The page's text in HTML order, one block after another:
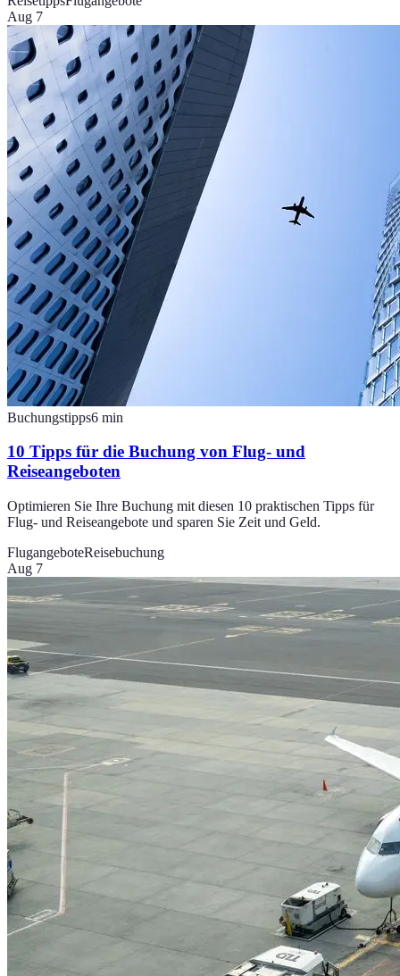
Aug 7
Buchungstipps6 min
10 Tipps für die Buchung von Flug- und
Reiseangeboten
Optimieren Sie Ihre Buchung mit diesen 10 praktischen Tipps für
Flug- und Reiseangebote und sparen Sie Zeit und Geld.
FlugangeboteReisebuchung
Aug 7